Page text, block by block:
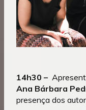
14h30 –
Ana Bárbara
presença dos